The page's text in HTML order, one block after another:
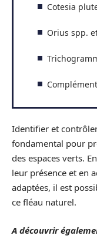
Cotesia
Orius spp.
Identifier et
fondamental pour
des espaces verts.
leur présence et en
adaptées, il est
ce fléau naturel.
A découvrir